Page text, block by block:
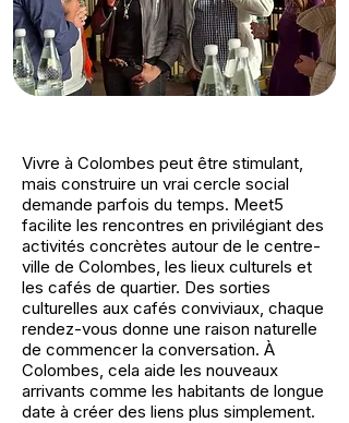
Vivre à Colombes peut être stimulant,
mais construire un vrai cercle social
demande parfois du temps. Meet5
facilite les rencontres en privilégiant des
activités concrètes autour de le centre-
ville de Colombes, les lieux culturels et
les cafés de quartier. Des sorties
culturelles aux cafés conviviaux, chaque
rendez-vous donne une raison naturelle
de commencer la conversation. À
Colombes, cela aide les nouveaux
arrivants comme les habitants de longue
date à créer des liens plus simplement.